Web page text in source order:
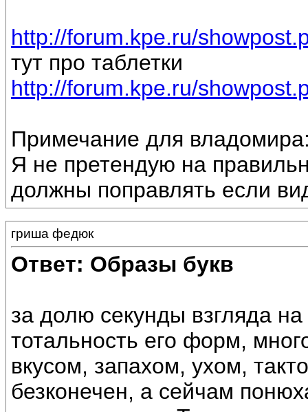
http://forum.kpe.ru/
тут про таблетки
http://forum.kpe.ru/
Примечание для
Я не претендую на
должны поправлять если
гриша федюк
Ответ: Образы букв
за долю секунды взгляда
тотальность его форм,
вкусом, запахом, ухом,
безконечен, а сейчам